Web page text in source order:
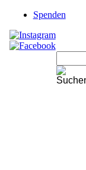
überspringen
Spenden